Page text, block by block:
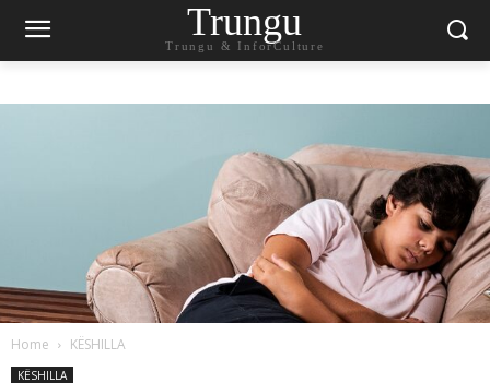
Trungu
Trungu & InforCulture
Home KËSHILLA
KËSHILLA